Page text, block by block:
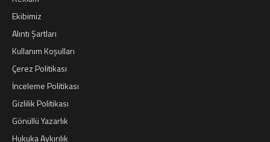
Ekibimiz
Alıntı Şartları
Kullanım Koşulları
Çerez Politikası
İnceleme Politikası
Gizlilik Politikası
Gönüllü Yazarlık
Hukuka Aykırılık